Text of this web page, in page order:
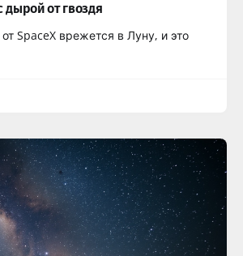
дырой от гвоздя
SpaceX врежется в Луну, и это